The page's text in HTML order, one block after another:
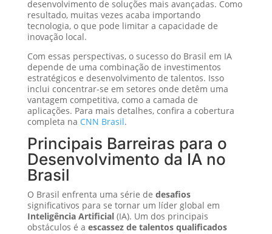
desenvolvimento de soluções mais avançadas. Como
resultado, muitas vezes acaba importando
tecnologia, o que pode limitar a capacidade de
inovação local.
Com essas perspectivas, o sucesso do Brasil em IA
depende de uma combinação de investimentos
estratégicos e desenvolvimento de talentos. Isso
inclui concentrar-se em setores onde detêm uma
vantagem competitiva, como a camada de
aplicações. Para mais detalhes, confira a cobertura
completa na CNN Brasil.
Principais Barreiras para o
Desenvolvimento da IA no
Brasil
O Brasil enfrenta uma série de desafios
significativos para se tornar um líder global em
Inteligência Artificial(IA). Um dos principais
obstáculos é a escassez de talentos qualificados